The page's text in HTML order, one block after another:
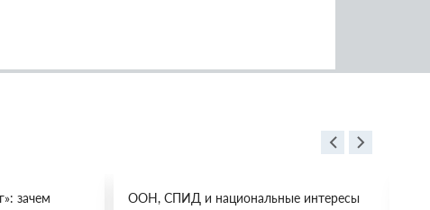
зачем
ООН, СПИД и национальные интересы